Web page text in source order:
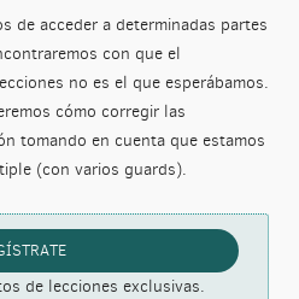
de acceder a determinadas partes
con que el
no es el que esperábamos.
cómo corregir las
tomando en cuenta que estamos
(con varios guards).
de lecciones exclusivas.